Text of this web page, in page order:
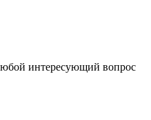
интересующий вопрос